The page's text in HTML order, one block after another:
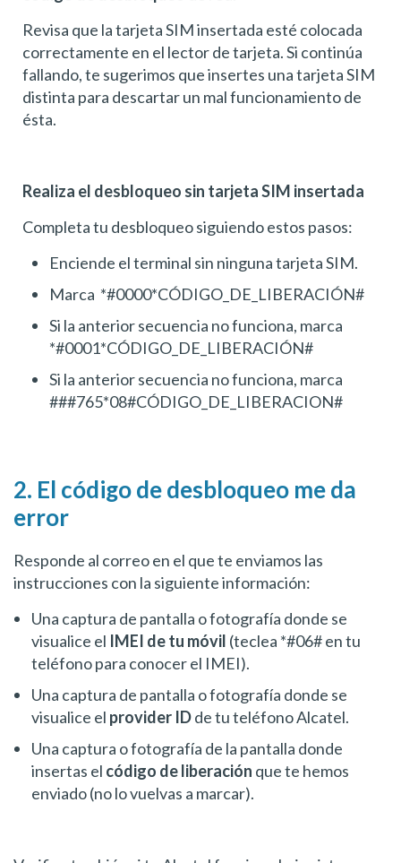
Revisa que la tarjeta SIM insertada esté colocada
correctamente en el lector de tarjeta. Si continúa
fallando, te sugerimos que insertes una tarjeta SIM
distinta para descartar un mal funcionamiento de
ésta.
Realiza el desbloqueo sin tarjeta SIM insertada
Completa tu desbloqueo siguiendo estos pasos:
Enciende el terminal sin ninguna tarjeta SIM.
Marca *#0000*CÓDIGO_DE_LIBERACIÓN#
Si la anterior secuencia no funciona, marca
*#0001*CÓDIGO_DE_LIBERACIÓN#
Si la anterior secuencia no funciona, marca
###765*08#CÓDIGO_DE_LIBERACION#
2. El código de desbloqueo me da
error
Responde al correo en el que te enviamos las
instrucciones con la siguiente información:
Una captura de pantalla o fotografía donde se
visualice el IMEI de tu móvil (teclea *#06# en tu
teléfono para conocer el IMEI).
Una captura de pantalla o fotografía donde se
visualice el provider IDde tu teléfono Alcatel.
Una captura o fotografía de la pantalla donde
insertas el código de liberación que te hemos
enviado (no lo vuelvas a marcar).